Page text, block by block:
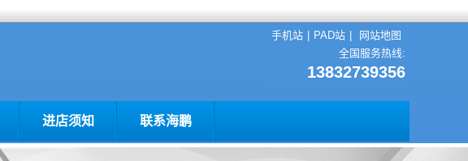
手机站 PAD站
网站地图
全国服务热线:
13832739356
进店须知 联系海鹏